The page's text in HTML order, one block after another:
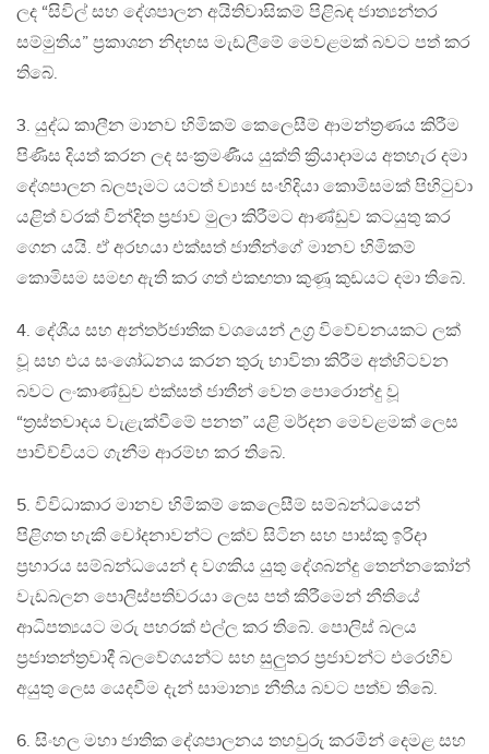
ලද “සිවිල් සහ දේශපාලන අයිතිවාසිකම් පිළිබඳ ජාත්‍යන්තර
සම්මුතිය” ප්‍රකාශන නිදහස මැඩලීමේ මෙවළමක් බවට පත් කර
තිබේ.
3. යුද්ධ කාලීන මානව හිමිකම් කෙලෙසීම් ආමන්ත්‍රණය කිරීම
පිණිස දියත් කරන ලද සංක්‍රමණීය යුක්ති ක්‍රියාදාමය අතහැර දමා
දේශපාලන බලපෑමට යටත් ව්‍යාජ සංහිදියා කොමිසමක් පිහිටුවා
යළිත් වරක් වින්දිත ප්‍රජාව මුලා කිරීමට ආණ්ඩුව කටයුතු කර
ගෙන යයි. ඒ අරභයා එක්සත් ජාතීන්ගේ මානව හිමිකම්
කොමිසම සමඟ ඇති කර ගත් එකඟතා කුණූ කුඩයට දමා තිබේ.
4. දේශීය සහ අන්තර්ජාතික වශයෙන් උග්‍ර විවේචනයකට ලක්
වූ සහ එය සංශෝධනය කරන තුරු භාවිතා කිරීම අත්හිටවන
බවට ලංකාණ්ඩුව එක්සත් ජාතීන් වෙත පොරොන්දු වූ
“ත්‍රස්තවාදය වැළැක්වීමේ පනත” යළි මර්දන මෙවළමක් ලෙස
පාවිච්චියට ගැනීම ආරම්භ කර තිබේ.
5. විවිධාකාර මානව හිමිකම් කෙලෙසීම් සම්බන්ධයෙන්
පිළිගත හැකි චෝදනාවන්ට ලක්ව සිටින සහ පාස්කු ඉරිදා
ප්‍රහාරය සම්බන්ධයෙන් ද වගකිය යුතු දේශබන්දු තෙන්නකෝන්
වැඩබලන පොලිස්පතිවරයා ලෙස පත් කිරීමෙන් නීතියේ
ආධිපත්‍යයට මරු පහරක් එල්ල කර තිබේ. පොලිස් බලය
ප්‍රජාතන්ත්‍රවාදී බලවේගයන්ට සහ සුලුතර ප්‍රජාවන්ට එරෙහිව
අයුතු ලෙස යෙදවීම දැන් සාමාන්‍ය නීතිය බවට පත්ව තිබේ.
6. සිංහල මහා ජාතික දේශපාලනය තහවුරු කරමින් දෙමළ සහ